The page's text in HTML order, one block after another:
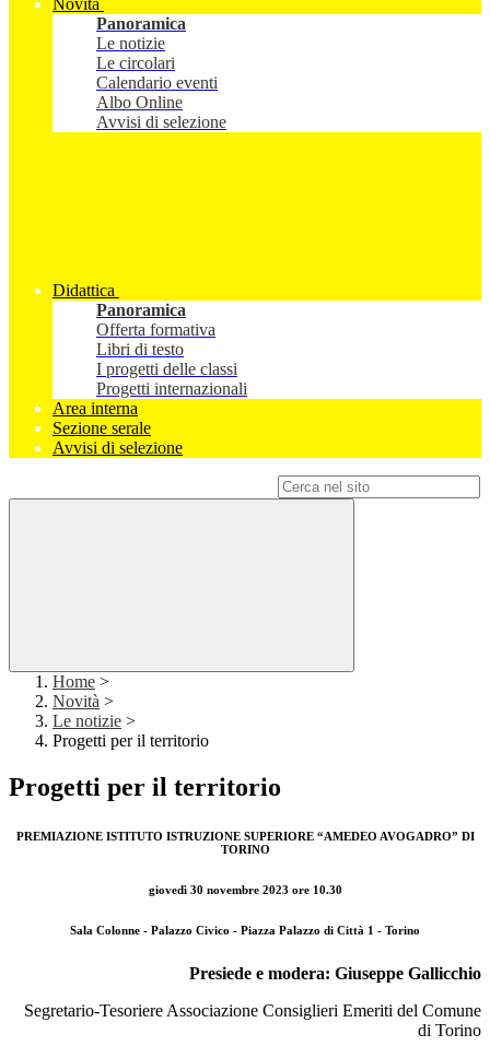
Novità
Panoramica
Le notizie
Le circolari
Calendario eventi
Albo Online
Avvisi di selezione
Didattica
Panoramica
Offerta formativa
Libri di testo
I progetti delle classi
Progetti internazionali
Area interna
Sezione serale
Avvisi di selezione
Home >
Novità >
Le notizie >
Progetti per il territorio
Progetti per il territorio
PREMIAZIONE ISTITUTO ISTRUZIONE SUPERIORE “AMEDEO AVOGADRO” DI
TORINO
giovedì 30 novembre 2023 ore 10.30
Sala Colonne - Palazzo Civico - Piazza Palazzo di Città 1 - Torino
Presiede e modera: Giuseppe Gallicchio
Segretario-Tesoriere Associazione Consiglieri Emeriti del Comune
di Torino